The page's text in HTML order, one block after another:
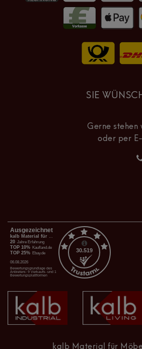
SIE
Gerne stehen
oder per
kalb Material für